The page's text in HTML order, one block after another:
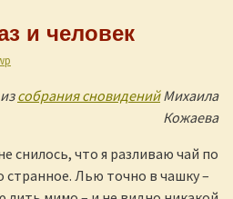
и человек
собрания сновиденийМихаила
Кожаева
снилось, что я разливаю чай по
Лью точно в чашку –